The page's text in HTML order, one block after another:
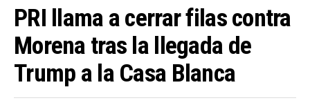
PRI llama a cerrar filas contra
Morena tras la llegada de
Trump a la Casa Blanca